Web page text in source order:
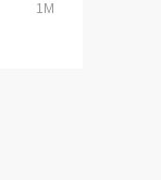
1M